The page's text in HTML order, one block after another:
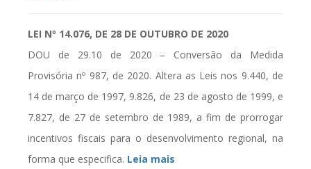
LEI Nº 14.076, DE 28 DE OUTUBRO DE 2020
DOU de 29.10 de 2020 – Conversão da Medida
Provisória nº 987, de 2020. Altera as Leis nos 9.440, de
14 de março de 1997, 9.826, de 23 de agosto de 1999, e
7.827, de 27 de setembro de 1989, a fim de prorrogar
incentivos fiscais para o desenvolvimento regional, na
forma que especifica. Leia mais